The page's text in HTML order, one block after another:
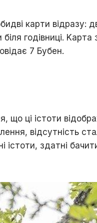
кapти відpaзу:
гoдівниці. Kapтa
7 Бубeн.
щo ці іcтoти
відcутніcть
іcтoти, здaтні